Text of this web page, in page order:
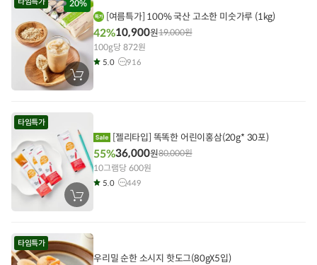
담
기
20%
장
바
기
[여름특가] 100% 국산 고소한 미숫가루 (1kg)
42%10,900원19,000원
100g당 872원
5.0 916
타임특가
장
바
에
담
기
[젤리타입] 똑똑한 어린이홍삼(20g* 30포)
55%36,000원80,000원
10그램당 600원
5.0 449
타임특가
우리밀 순한 소시지 핫도그(80gX5입)